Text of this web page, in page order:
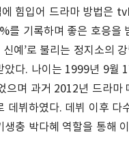
힘입어 드라마 방법은
를 기록하며 좋은 호응을
신예’로 불리는 정지소의
았다. 나이는 1999년 9월
으며 과거 2012년 드라마
데뷔하였다. 데뷔 이후 다
생충 박다혜 역할을 통해